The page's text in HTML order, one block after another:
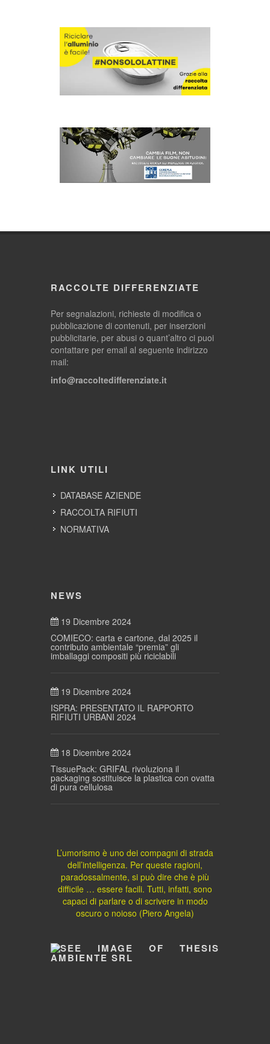
RACCOLTE DIFFERENZIATE
Per segnalazioni, richieste di modifica o
pubblicazione di contenuti, per inserzioni
pubblicitarie, per abusi o quant’altro ci puoi
contattare per email al seguente indirizzo
mail:
info@raccoltedifferenziate.it
LINK UTILI
DATABASE AZIENDE
RACCOLTA RIFIUTI
NORMATIVA
NEWS
19 Dicembre 2024
COMIECO: carta e cartone, dal 2025 il
contributo ambientale “premia” gli
imballaggi compositi più riciclabili
19 Dicembre 2024
ISPRA: PRESENTATO IL RAPPORTO
RIFIUTI URBANI 2024
18 Dicembre 2024
TissuePack: GRIFAL rivoluziona il
packaging sostituisce la plastica con ovatta
di pura cellulosa
L’umorismo è uno dei compagni di strada
dell’intelligenza. Per queste ragioni,
paradossalmente, si può dire che è più
difficile … essere facili. Tutti, infatti, sono
capaci di parlare o di scrivere in modo
oscuro o noioso (Piero Angela)